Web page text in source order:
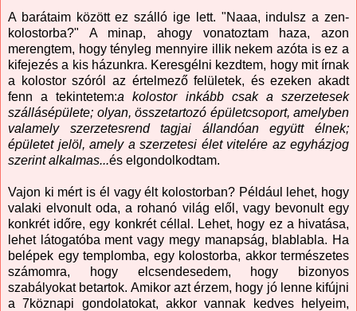
A barátaim között ez szálló ige lett. "Naaa, indulsz a zen-
kolostorba?" A minap, ahogy vonatoztam haza, azon
merengtem, hogy tényleg mennyire illik nekem azóta is ez a
kifejezés a kis házunkra. Keresgélni kezdtem, hogy mit írnak
a kolostor szóról az értelmező felületek, és ezeken akadt
fenn a tekintetem:a kolostor inkább csak a szerzetesek
szállásépülete; olyan, összetartozó épületcsoport, amelyben
valamely szerzetesrend tagjai állandóan együtt élnek;
épületet jelöl, amely a szerzetesi élet vitelére az egyházjog
szerint alkalmas...és elgondolkodtam.
Vajon ki mért is él vagy élt kolostorban? Például lehet, hogy
valaki elvonult oda, a rohanó világ elől, vagy bevonult egy
konkrét időre, egy konkrét céllal. Lehet, hogy ez a hivatása,
lehet látogatóba ment vagy megy manapság, blablabla. Ha
belépek egy templomba, egy kolostorba, akkor természetes
számomra, hogy elcsendesedem, hogy bizonyos
szabályokat betartok. Amikor azt érzem, hogy jó lenne kifújni
a 7köznapi gondolatokat, akkor vannak kedves helyeim,